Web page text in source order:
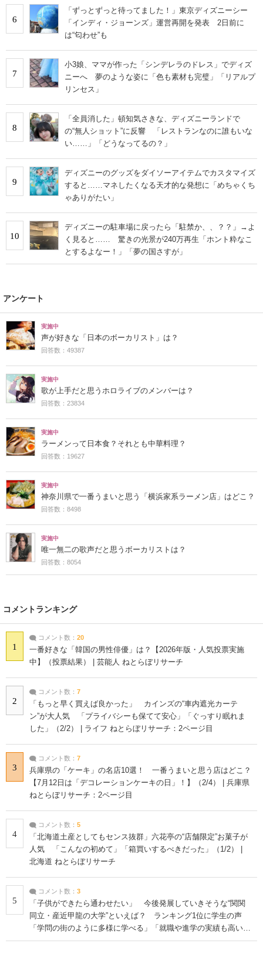
6
「ずっとずっと待ってました！」東京ディズニーシー
「インディ・ジョーンズ」運営再開を発表 2日前に
は“匂わせ”も
7
小3娘、ママが作った「シンデレラのドレス」でディズ
ニーへ 夢のような姿に「色も素材も完璧」「リアルプ
リンセス」
8
「全員消した」頓知気さきな、ディズニーランドで
の“無人ショット”に反響 「レストランなのに誰もいな
い……」「どうなってるの？」
9
ディズニーのグッズをダイソーアイテムでカスタマイズ
すると……マネしたくなる天才的な発想に「めちゃくち
ゃありがたい」
10
ディズニーの駐車場に戻ったら「駐禁か、、？？」→よ
く見ると…… 驚きの光景が240万再生「ホント粋なこ
とするよなー！」「夢の国さすが」
アンケート
実施中
声が好きな「日本のボーカリスト」は？
回答数：49387
実施中
歌が上手だと思うホロライブのメンバーは？
回答数：23834
実施中
ラーメンって日本食？それとも中華料理？
回答数：19627
実施中
神奈川県で一番うまいと思う「横浜家系ラーメン店」はどこ？
回答数：8498
実施中
唯一無二の歌声だと思うボーカリストは？
回答数：8054
コメントランキング
1
コメント数： 20
一番好きな「韓国の男性俳優」は？【2026年版・人気投票実施
中】（投票結果） | 芸能人 ねとらぼリサーチ
2
コメント数： 7
「もっと早く買えば良かった」 カインズの“車内遮光カーテ
ン”が大人気 「プライバシーも保てて安心」「ぐっすり眠れま
した」（2/2） | ライフ ねとらぼリサーチ：2ページ目
3
コメント数： 7
兵庫県の「ケーキ」の名店10選！ 一番うまいと思う店はどこ？
【7月12日は「デコレーションケーキの日」！】（2/4） | 兵庫県
ねとらぼリサーチ：2ページ目
4
コメント数： 5
「北海道土産としてもセンス抜群」六花亭の“店舗限定”お菓子が
人気 「こんなの初めて」「箱買いするべきだった」（1/2） |
北海道 ねとらぼリサーチ
5
コメント数： 3
「子供ができたら通わせたい」 今後発展していきそうな“関関
同立・産近甲龍の大学”といえば？ ランキング1位に学生の声
「学問の街のように多様に学べる」「就職や進学の実績も高い」
| 大学 ねとらぼリサーチ